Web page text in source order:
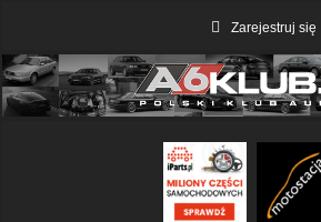
Zarejestruj się